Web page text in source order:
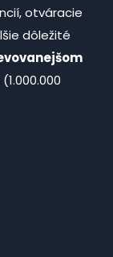
otváracie
dôležité
(1.000.000